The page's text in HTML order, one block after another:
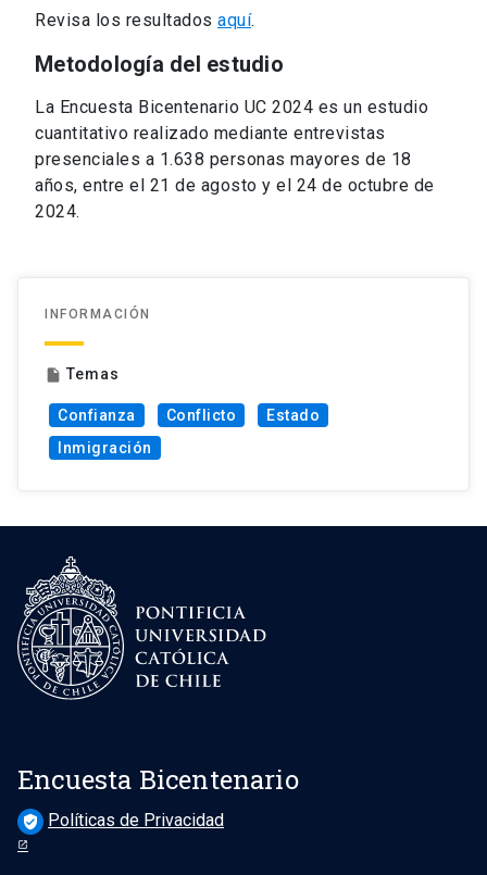
Revisa los resultados aquí.
Metodología del estudio
La Encuesta Bicentenario UC 2024 es un estudio
cuantitativo realizado mediante entrevistas
presenciales a 1.638 personas mayores de 18
años, entre el 21 de agosto y el 24 de octubre de
2024.
INFORMACIÓN
insert_drive_file Temas
Confianza Conflicto
Estado
Inmigración
Encuesta Bicentenario
verified_user Políticas de Privacidad